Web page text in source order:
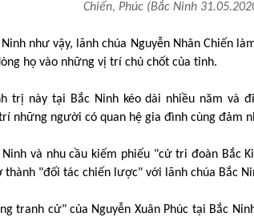
Chiến, Phúc (Bắc Ninh
như vậy, lãnh chúa Nguyễn Nhân Chiến
họ vào những vị trí chủ chốt của tỉnh.
trị này tại Bắc Ninh kéo dài nhiều năm và
những người có quan hệ gia đình cùng đảm
và nhu cầu kiếm phiếu "cử tri đoàn Bắc
"đối tác chiến lược" với lãnh chúa Bắc
tranh cử" của Nguyễn Xuân Phúc tại Bắc